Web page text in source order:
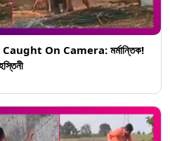
On Camera: মর্মান্তিক!